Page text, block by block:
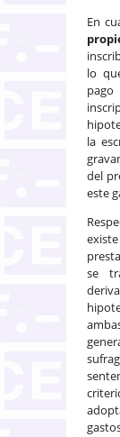
En
lo
la
del
este
se